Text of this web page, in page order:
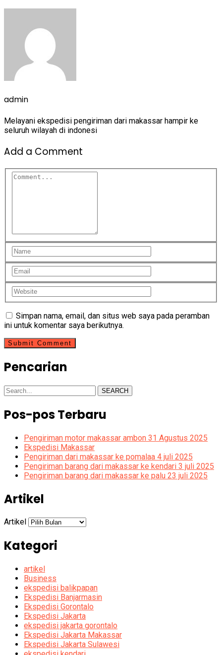
admin
Melayani ekspedisi pengiriman dari makassar hampir ke
seluruh wilayah di indonesi
Add a Comment
Simpan nama, email, dan situs web saya pada peramban
ini untuk komentar saya berikutnya.
Pencarian
SEARCH
Pos-pos Terbaru
Pengiriman motor makassar ambon 31 Agustus 2025
Ekspedisi Makassar
Pengiriman dari makassar ke pomalaa 4 juli 2025
Pengiriman barang dari makassar ke kendari 3 juli 2025
Pengiriman barang dari makassar ke palu 23 juli 2025
Artikel
Artikel
Kategori
artikel
Business
ekspedisi balikpapan
Ekspedisi Banjarmasin
Ekspedisi Gorontalo
Ekspedisi Jakarta
ekspedisi jakarta gorontalo
Ekspedisi Jakarta Makassar
Ekspedisi Jakarta Sulawesi